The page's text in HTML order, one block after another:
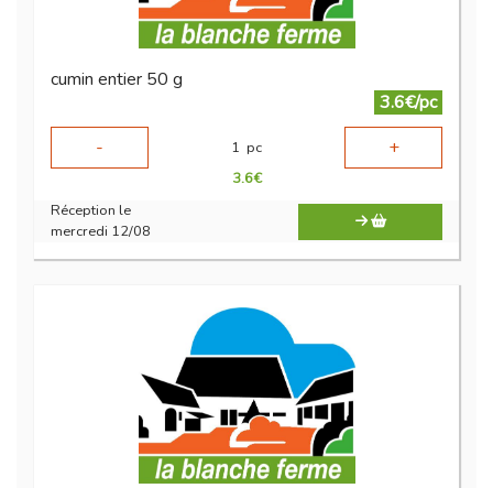
cumin entier 50 g
3.6€/pc
-
1 pc +
3.6€
Réception le
mercredi 12/08